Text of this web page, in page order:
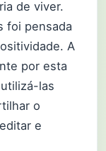
de viver.
foi pensada
A
por esta
las
o
e